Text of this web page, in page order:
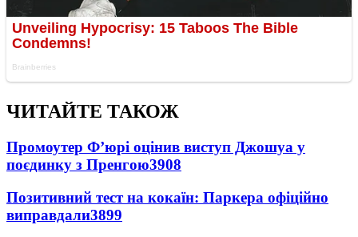
ЧИТАЙТЕ ТАКОЖ
Промоутер Ф’юрі оцінив виступ Джошуа у
поєдинку з Пренгою3908
Позитивний тест на кокаїн: Паркера офіційно
виправдали3899